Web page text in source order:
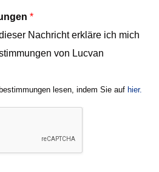
*
Nachricht erkläre ich mich
von Lucvan
lesen, indem Sie auf hier.